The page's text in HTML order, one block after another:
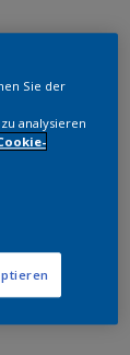
Sie der
analysieren